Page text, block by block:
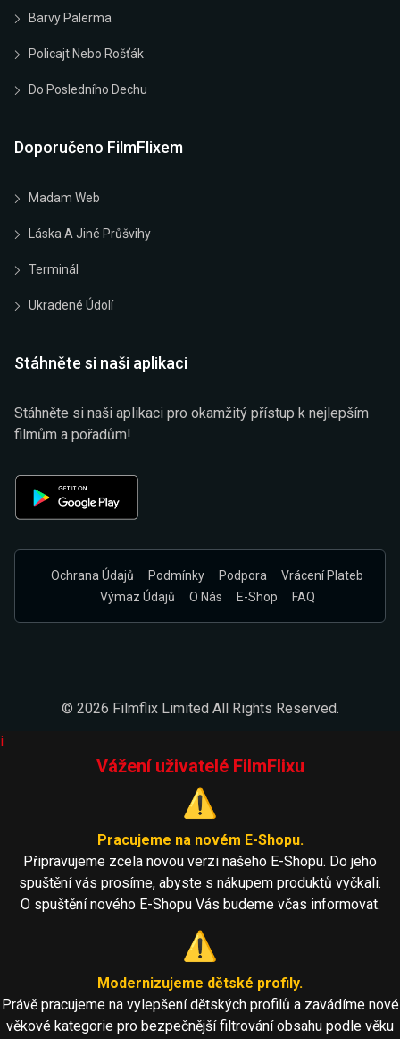
Barvy Palerma
Policajt Nebo Rošťák
Do Posledního Dechu
Doporučeno FilmFlixem
Madam Web
Láska A Jiné Průšvihy
Terminál
Ukradené Údolí
Stáhněte si naši aplikaci
Stáhněte si naši aplikaci pro okamžitý přístup k nejlepším
filmům a pořadům!
Ochrana Údajů Podmínky Podpora
Vrácení Plateb
Výmaz Údajů
O Nás E-Shop FAQ
© 2026 Filmflix Limited All Rights Reserved.
i
Vážení uživatelé FilmFlixu
⚠️
Pracujeme na novém E-Shopu.
Připravujeme zcela novou verzi našeho E-Shopu. Do jeho
spuštění vás prosíme, abyste s nákupem produktů vyčkali.
O spuštění nového E-Shopu Vás budeme včas informovat.
⚠️
Modernizujeme dětské profily.
Právě pracujeme na vylepšení dětských profilů a zavádíme nové
věkové kategorie pro bezpečnější filtrování obsahu podle věku